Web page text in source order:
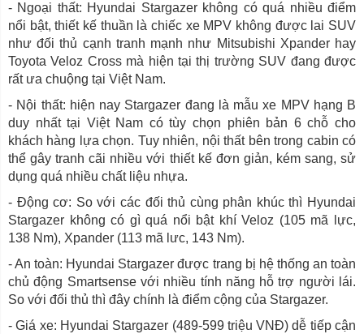
- Ngoại thất: Hyundai Stargazer không có quá nhiều điểm
nổi bật, thiết kế thuần là chiếc xe MPV không được lai SUV
như đối thủ cạnh tranh mạnh như Mitsubishi Xpander hay
Toyota Veloz Cross mà hiện tại thị trường SUV đang được
rất ưa chuộng tại Việt Nam.
- Nội thất: hiện nay Stargazer đang là mẫu xe MPV hạng B
duy nhất tại Việt Nam có tùy chọn phiên bản 6 chỗ cho
khách hàng lựa chọn. Tuy nhiên, nội thất bên trong cabin có
thể gây tranh cãi nhiều với thiết kế đơn giản, kém sang, sử
dụng quá nhiều chất liệu nhựa.
- Động cơ: So với các đối thủ cùng phân khúc thì Hyundai
Stargazer không có gì quá nổi bật khí Veloz (105 mã lực,
138 Nm), Xpander (113 mã lưc, 143 Nm).
- An toàn: Hyundai Stargazer được trang bị hệ thống an toàn
chủ động Smartsense với nhiều tính năng hỗ trợ người lái.
So với đối thủ thì đây chính là điểm cộng của Stargazer.
- Giá xe: Hyundai Stargazer (489-599 triệu VNĐ) dễ tiếp cận